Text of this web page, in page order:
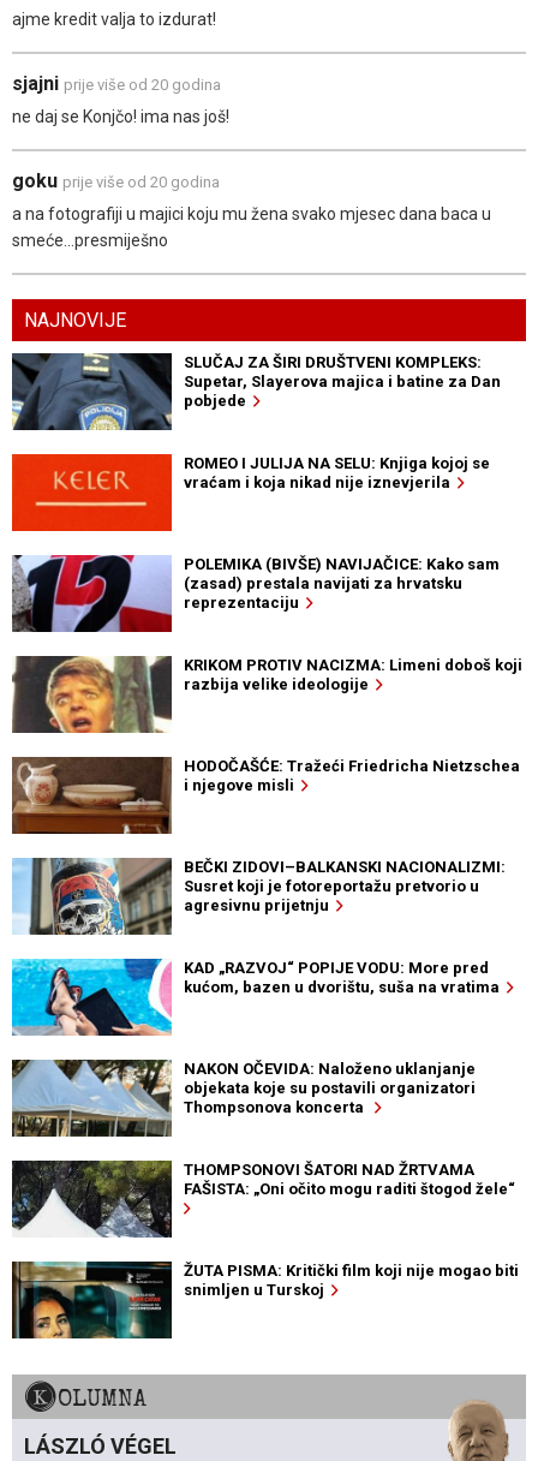
ajme kredit valja to izdurat!
sjajni prije više od 20 godina
ne daj se Konjčo! ima nas još!
goku prije više od 20 godina
a na fotografiji u majici koju mu žena svako mjesec dana baca u
smeće...presmiješno
NAJNOVIJE
SLUČAJ ZA ŠIRI DRUŠTVENI KOMPLEKS:
Supetar, Slayerova majica i batine za Dan
pobjede
ROMEO I JULIJA NA SELU: Knjiga kojoj se
vraćam i koja nikad nije iznevjerila
POLEMIKA (BIVŠE) NAVIJAČICE: Kako sam
(zasad) prestala navijati za hrvatsku
reprezentaciju
KRIKOM PROTIV NACIZMA: Limeni doboš koji
razbija velike ideologije
HODOČAŠĆE: Tražeći Friedricha Nietzschea
i njegove misli
BEČKI ZIDOVI–BALKANSKI NACIONALIZMI:
Susret koji je fotoreportažu pretvorio u
agresivnu prijetnju
KAD „RAZVOJ“ POPIJE VODU: More pred
kućom, bazen u dvorištu, suša na vratima
NAKON OČEVIDA: Naloženo uklanjanje
objekata koje su postavili organizatori
Thompsonova koncerta
THOMPSONOVI ŠATORI NAD ŽRTVAMA
FAŠISTA: „Oni očito mogu raditi štogod žele“
ŽUTA PISMA: Kritički film koji nije mogao biti
snimljen u Turskoj
KOLUMNA
LÁSZLÓ VÉGEL